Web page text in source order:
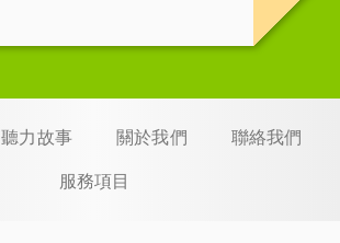
聽力故事 關於我們 聯絡我們
服務項目